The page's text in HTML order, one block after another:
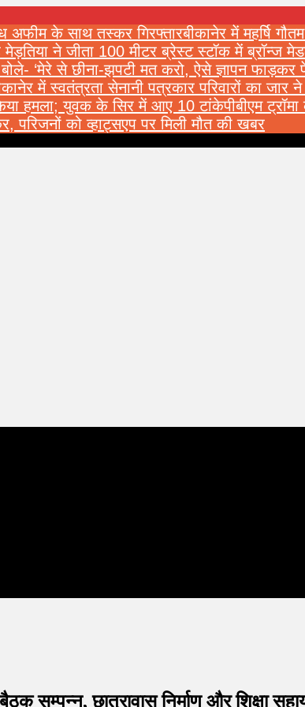
अफीम के साथ तस्कर गिरफ्तारबीकानेर में महर्षि
मेड़तिया ने जीता 100 मीटर ब्रेस्ट स्टॉक में ब्रॉन्ज
‘मेरे से छीना-झपटी मत करो, ऐसे ज्ञापन फाड़कर
में स्वतंत्रता सेनानी पत्रकार परिवारों का जार
हमला; युवक के सिर में आए 10 टांकेपीबीएम
को व्हाट्सएप पर मिली मौत की खबर
सम्पन्न, छात्रावास निर्माण और शिक्षा